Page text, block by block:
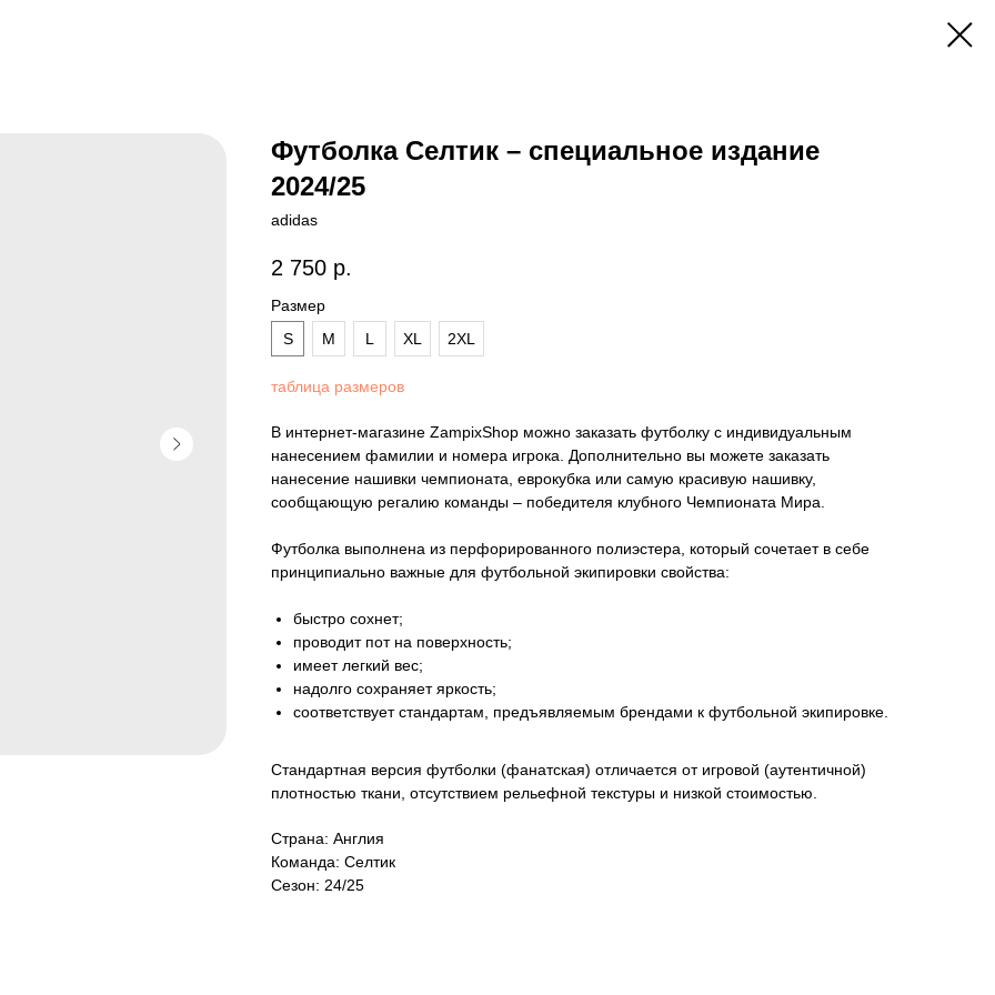
Футболка Селтик – специальное издание
2024/25
adidas
2 750 р.
Размер
S
M L XL 2XL
таблица размеров
В интернет-магазине ZampixShop можно заказать футболку с индивидуальным
нанесением фамилии и номера игрока. Дополнительно вы можете заказать
нанесение нашивки чемпионата, еврокубка или самую красивую нашивку,
сообщающую регалию команды – победителя клубного Чемпионата Мира.
Футболка выполнена из перфорированного полиэстера, который сочетает в себе
принципиально важные для футбольной экипировки свойства:
быстро сохнет;
проводит пот на поверхность;
имеет легкий вес;
надолго сохраняет яркость;
соответствует стандартам, предъявляемым брендами к футбольной экипировке.
Стандартная версия футболки (фанатская) отличается от игровой (аутентичной)
плотностью ткани, отсутствием рельефной текстуры и низкой стоимостью.
Страна: Англия
Команда: Селтик
Сезон: 24/25